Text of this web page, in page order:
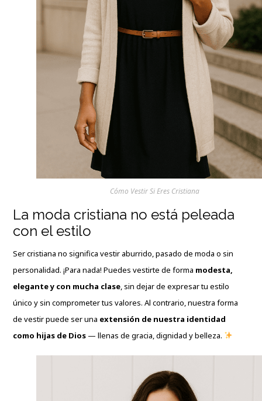
Cómo Vestir Si Eres Cristiana
La moda cristiana no está peleada
con el estilo
Ser cristiana no significa vestir aburrido, pasado de moda o sin
personalidad. ¡Para nada! Puedes vestirte de forma modesta,
elegante y con mucha clase , sin dejar de expresar tu estilo
único y sin comprometer tus valores. Al contrario, nuestra forma
de vestir puede ser una extensión de nuestra identidad
como hijas de Dios — llenas de gracia, dignidad y belleza.